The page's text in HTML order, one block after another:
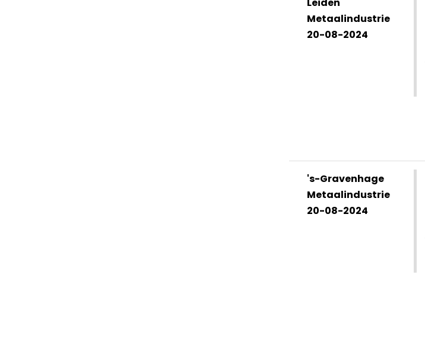
Metaalindustrie
20-08-2024
's-Gravenhage
Metaalindustrie
20-08-2024